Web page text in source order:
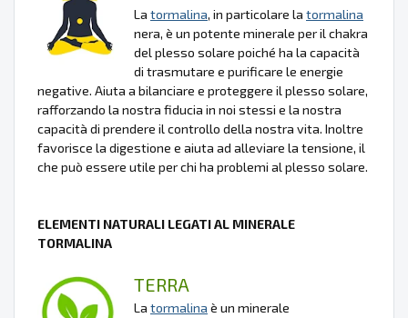
La tormalina, in particolare la tormalina
nera, è un potente minerale per il chakra
del plesso solare poiché ha la capacità
di trasmutare e purificare le energie
negative. Aiuta a bilanciare e proteggere il plesso solare,
rafforzando la nostra fiducia in noi stessi e la nostra
capacità di prendere il controllo della nostra vita. Inoltre
favorisce la digestione e aiuta ad alleviare la tensione, il
che può essere utile per chi ha problemi al plesso solare.
ELEMENTI NATURALI LEGATI AL MINERALE
TORMALINA
TERRA
La tormalina è un minerale